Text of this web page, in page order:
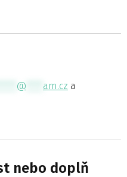
@ am.cz a
nebo doplň